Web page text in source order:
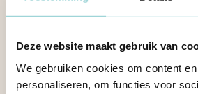
Deze website maakt gebruik van
We gebruiken cookies om content
personaliseren, om functies voor